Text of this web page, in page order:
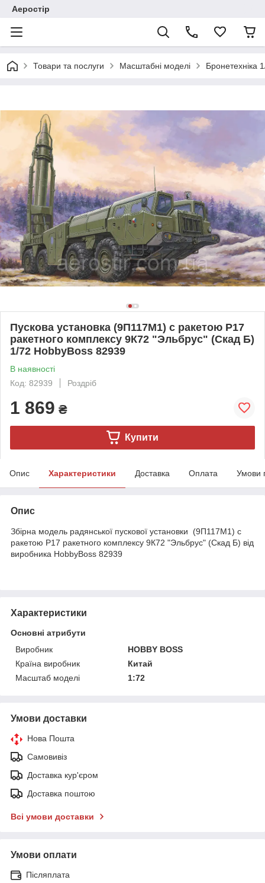
Аеростір
Товари та послуги Масштабні моделі Бронетехніка
Пускова установка (9П117М1) с ракетою Р17
ракетного комплексу 9К72 "Эльбрус" (Скад Б)
1/72 HobbyBoss 82939
В наявності
Код: 82939
Роздріб
1 869 ₴
Купити
Опис Характеристики Доставка Оплата Умови
Опис
Збірна модель радянської пускової установки (9П117М1) с
ракетою Р17 ракетного комплексу 9К72 "Эльбрус" (Скад Б) від
виробника HobbyBoss 82939
Характеристики
Основні атрибути
Виробник
HOBBY BOSS
Країна виробник
Китай
Масштаб моделі
1:72
Умови доставки
Нова Пошта
Самовивіз
Доставка кур'єром
Доставка поштою
Всі умови доставки
Умови оплати
Післяплата